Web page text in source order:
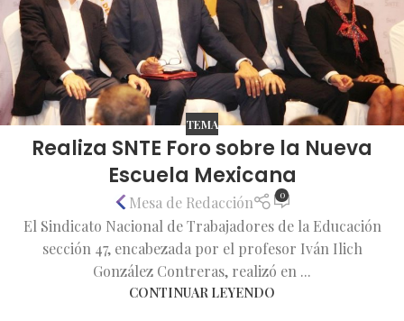
TEMA
Realiza SNTE Foro sobre la Nueva
Escuela Mexicana
Mesa de Redacción 0
El Sindicato Nacional de Trabajadores de la Educación
sección 47, encabezada por el profesor Iván Ilich
González Contreras, realizó en ...
CONTINUAR LEYENDO